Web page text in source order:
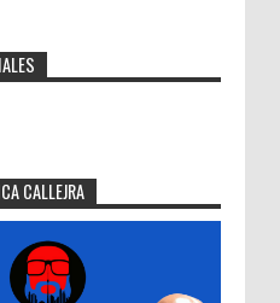
CALLEJRA